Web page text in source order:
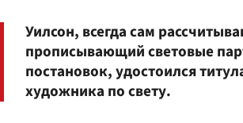
Уилсон, всегда сам
прописывающий световые
постановок, удостоился
художника по свету.